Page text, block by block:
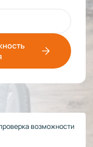
возможности